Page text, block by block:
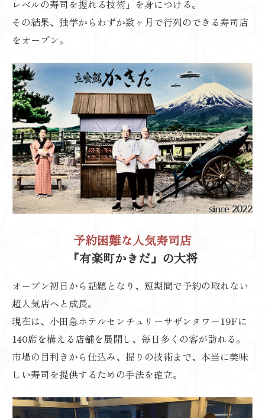
レベルの寿司を握れる技術」を身につける。
その結果、独学からわずか数ヶ月で行列のできる寿司店
をオープン。
予約困難な人気寿司店
『有楽町かきだ』の大将
オープン初日から話題となり、短期間で予約の取れない
超人気店へと成長。
現在は、小田急ホテルセンチュリーサザンタワー19Fに
140席を構える店舗を展開し、毎日多くの客が訪れる。
市場の目利きから仕込み、握りの技術まで、本当に美味
しい寿司を提供するための手法を確立。